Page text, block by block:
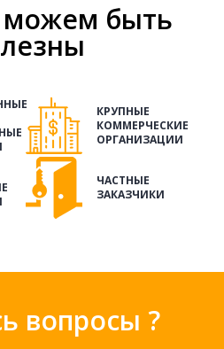
быть
КРУПНЫЕ
КОММЕРЧЕСКИЕ
ОРГАНИЗАЦИИ
ЧАСТНЫЕ
ЗАКАЗЧИКИ
вопросы ?